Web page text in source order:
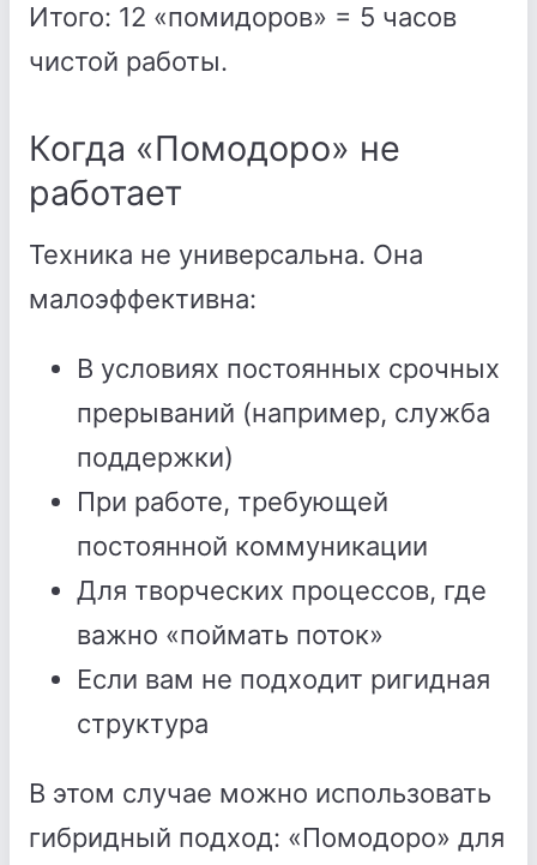
Итого: 12 «помидоров» = 5 часов
чистой работы.
Когда «Помодоро» не
работает
Техника не универсальна. Она
малоэффективна:
В условиях постоянных срочных
прерываний (например, служба
поддержки)
При работе, требующей
постоянной коммуникации
Для творческих процессов, где
важно «поймать поток»
Если вам не подходит ригидная
структура
В этом случае можно использовать
гибридный подход: «Помодоро» для